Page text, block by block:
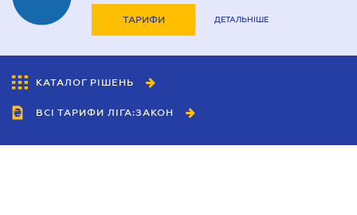
ТАРИФИ ДЕТАЛЬНІШЕ
КАТАЛОГ РІШЕНЬ
ВСІ ТАРИФИ ЛІГА:ЗАКОН